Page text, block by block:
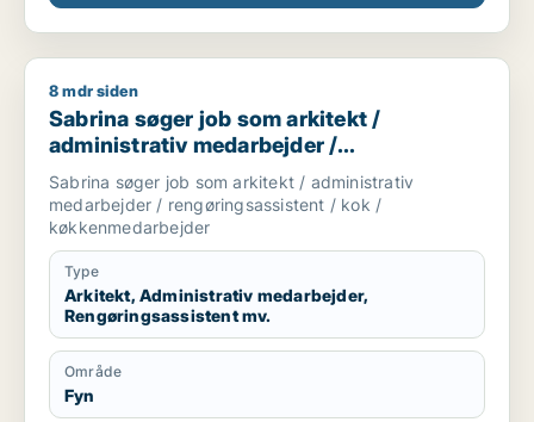
Sabrina søger job som arkitekt / administrativ
8 mdr siden
Sabrina søger job som arkitekt /
administrativ medarbejder /
rengøringsassistent / kok /
køkkenmedarbejder
Sabrina søger job som arkitekt / administrativ
medarbejder / rengøringsassistent / kok /
køkkenmedarbejder
Type
Arkitekt, Administrativ medarbejder,
Rengøringsassistent mv.
Område
Fyn